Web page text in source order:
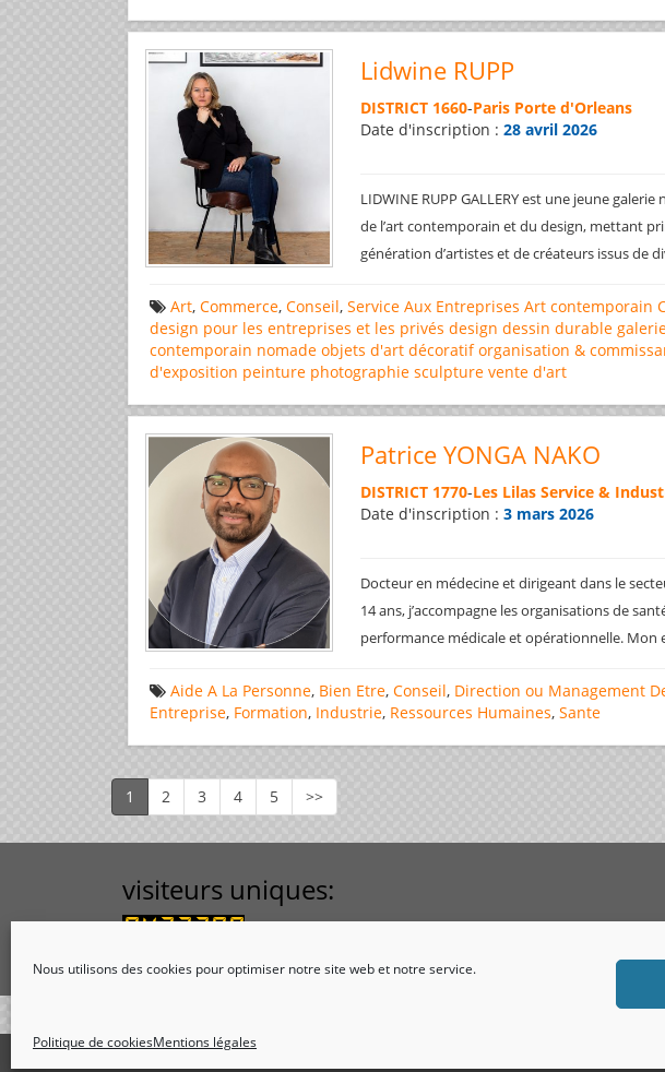
Nous utilisons des cookies pour optimiser notre site web et notre service.
Politique de cookiesMentions légales
Lidwine RUPP
DISTRICT 1660-Paris Porte d'Orleans
Date d'inscription :28 avril 2026
LIDWINE RUPP GALLERY est une jeune
de l’art contemporain et du design, mettant
génération d’artistes et de créateurs issus de
Art, Commerce, Conseil, Service Aux Entreprises Art contemporain
design pour les entreprises et les privés design dessin durable
contemporain nomade objets d'art décoratif organisation &
d'exposition peinture photographie sculpture vente d'art
Patrice YONGA NAKO
DISTRICT 1770-Les Lilas Service &
Date d'inscription :3 mars 2026
Docteur en médecine et dirigeant dans le
14 ans, j’accompagne les organisations de
performance médicale et opérationnelle. Mon
Aide A La Personne, Bien Etre, Conseil, Direction ou Management
Entreprise, Formation, Industrie, Ressources Humaines, Sante
1 2 3 4 5 >>
visiteurs uniques: